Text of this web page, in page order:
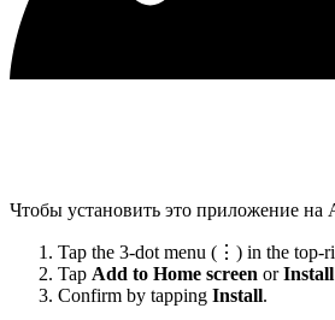
Чтобы установить это приложение на
Tap the 3-dot menu (⋮) in the top-
Tap Add to Home screen or
Confirm by tapping Install.